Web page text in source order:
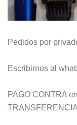
Pedidos por
Escribirnos al
PAGO CONTRA